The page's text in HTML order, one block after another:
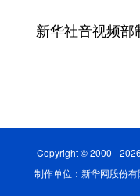
新华社音视频部
Copyright © 2000 -
制作单位：新华网股份